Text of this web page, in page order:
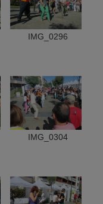
IMG_0296
IMG_0304